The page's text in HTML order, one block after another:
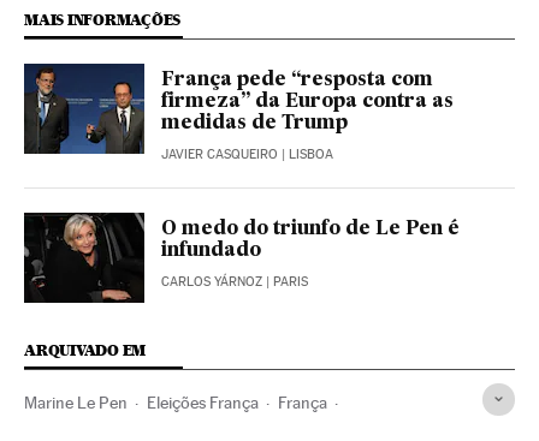
MAIS INFORMAÇÕES
França pede “resposta com
firmeza” da Europa contra as
medidas de Trump
JAVIER CASQUEIRO | LISBOA
O medo do triunfo de Le Pen é
infundado
CARLOS YÁRNOZ | PARIS
ARQUIVADO EM
Marine Le Pen Eleições França França